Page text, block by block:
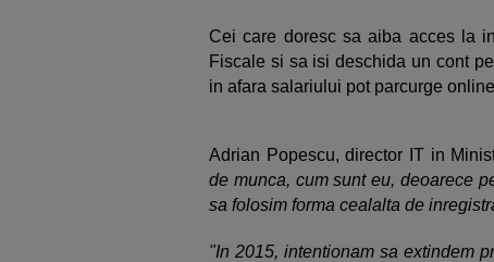
Cei care doresc sa aiba acces la
Fiscale si sa isi deschida un cont
in afara salariului pot parcurge
Adrian Popescu, director IT in
de munca, cum sunt eu, deoarece
sa folosim forma cealalta de
"In 2015, intentionam sa extindem